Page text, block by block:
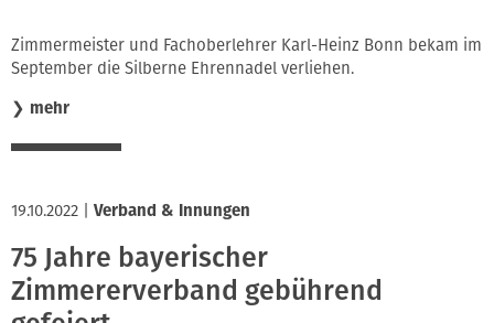
Zimmermeister und Fachoberlehrer Karl-Heinz Bonn bekam im
September die Silberne Ehrennadel verliehen.
❯ mehr
19.10.2022 Verband & Innungen
75 Jahre bayerischer
Zimmererverband gebührend